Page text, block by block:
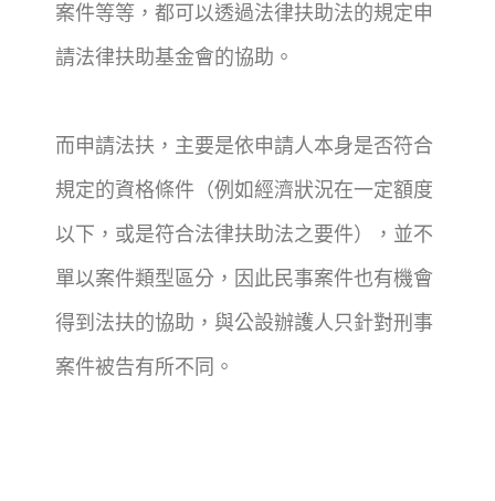
案件等等，都可以透過法律扶助法的規定申
請法律扶助基金會的協助。
而申請法扶，主要是依申請人本身是否符合
規定的資格條件（例如經濟狀況在一定額度
以下，或是符合法律扶助法之要件），並不
單以案件類型區分，因此民事案件也有機會
得到法扶的協助，與公設辦護人只針對刑事
案件被告有所不同。